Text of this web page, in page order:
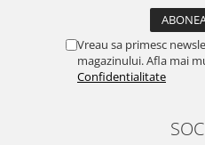
Vreau sa primesc
magazinului. Afla mai
Confidentialitate